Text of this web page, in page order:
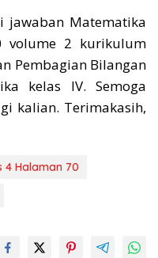
jawaban Matematika
volume 2 kurikulum
Pembagian Bilangan
kelas IV. Semoga
kalian. Terimakasih,
4 Halaman 70